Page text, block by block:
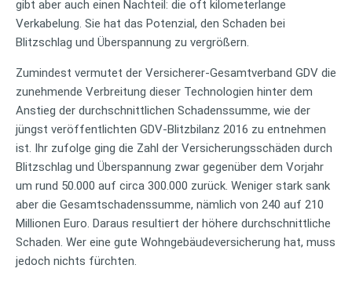
gibt aber auch einen Nachteil: die oft kilometerlange
Verkabelung. Sie hat das Potenzial, den Schaden bei
Blitzschlag und Überspannung zu vergrößern.
Zumindest vermutet der Versicherer-Gesamtverband GDV die
zunehmende Verbreitung dieser Technologien hinter dem
Anstieg der durchschnittlichen Schadenssumme, wie der
jüngst veröffentlichten GDV-Blitzbilanz 2016 zu entnehmen
ist. Ihr zufolge ging die Zahl der Versicherungsschäden durch
Blitzschlag und Überspannung zwar gegenüber dem Vorjahr
um rund 50.000 auf circa 300.000 zurück. Weniger stark sank
aber die Gesamtschadenssumme, nämlich von 240 auf 210
Millionen Euro. Daraus resultiert der höhere durchschnittliche
Schaden. Wer eine gute Wohngebäudeversicherung hat, muss
jedoch nichts fürchten.